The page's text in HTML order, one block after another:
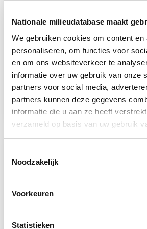
Nationale milieudatabase maakt
We gebruiken cookies om content en
personaliseren, om functies voor
en om ons websiteverkeer te
informatie over uw gebruik van onze
partners voor social media,
partners kunnen deze gegevens
informatie die u aan ze heeft
verzameld op basis van uw gebruik
Noodzakelijk
Voorkeuren
Statistieken
03 juli, 2026
Release PCR Asfalt 3.0
Per 1 januari 2027 geldt een nieuwe PCR
gebaseerd op Bepalingsmethode 2.0.